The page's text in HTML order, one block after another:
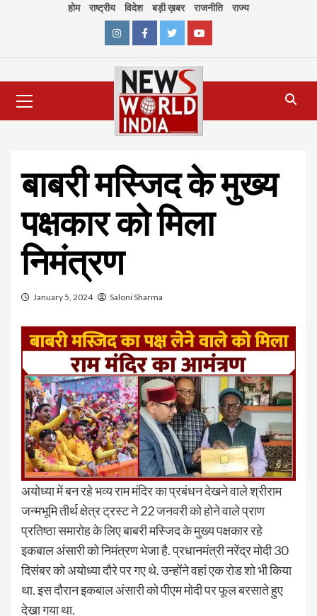
होम राष्ट्रीय विदेश बड़ी ख़बर राजनीति राज्य
InstagramFacebookTwitterYoutube
Menu
बाबरी मस्जिद के मुख्य
पक्षकार को मिला
निमंत्रण
January 5, 2024 Saloni Sharma
अयोध्या में बन रहे भव्य राम मंदिर का प्रबंधन देखने वाले श्रीराम
जन्मभूमि तीर्थ क्षेत्र ट्रस्ट ने 22 जनवरी को होने वाले प्राण
प्रतिष्ठा समारोह के लिए बाबरी मस्जिद के मुख्य पक्षकार रहे
इकबाल अंसारी को निमंत्रण भेजा है. प्रधानमंत्री नरेंद्र मोदी 30
दिसंबर को अयोध्या दौरे पर गए थे. उन्होंने वहां एक रोड शो भी किया
था. इस दौरान इकबाल अंसारी को पीएम मोदी पर फूल बरसाते हुए
देखा गया था.